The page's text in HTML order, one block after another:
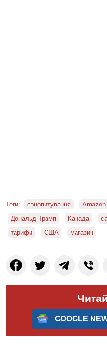
Теги: соцопитування Amazon
Дональд Трамп
Канада
тарифи
США магазин
GOOGLE